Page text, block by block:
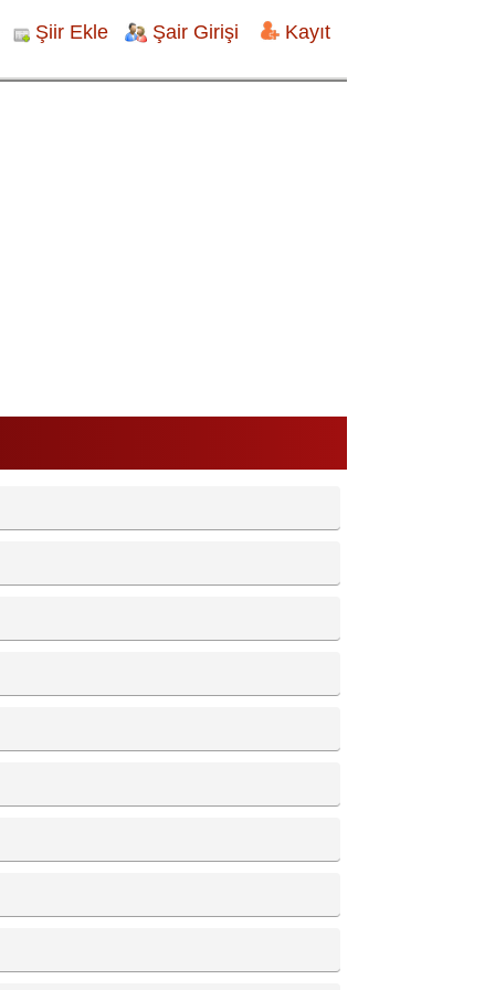
Şiir Ekle Şair Girişi Kayıt